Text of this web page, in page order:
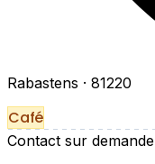
Rabastens · 81220
Café
Contact sur demande